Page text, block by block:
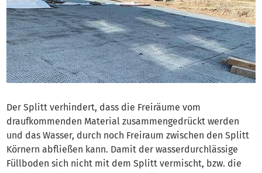
Der Splitt verhindert, dass die Freiräume vom
draufkommenden Material zusammengedrückt werden
und das Wasser, durch noch Freiraum zwischen den Splitt
Körnern abfließen kann. Damit der wasserdurchlässige
Füllboden sich nicht mit dem Splitt vermischt, bzw. die